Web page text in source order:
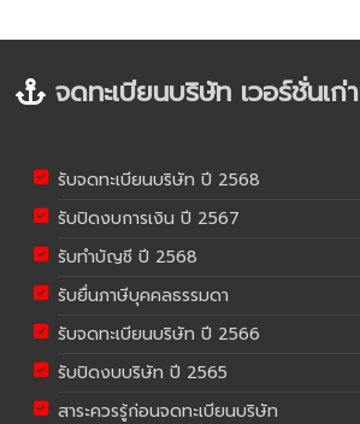
จดทะเบียนบริษัท เวอร์ชั่นเก่า
รับจดทะเบียนบริษัท ปี 2568
รับปิดงบการเงิน ปี 2567
รับทำบัญชี ปี 2568
รับยื่นภาษีบุคคลธรรมดา
รับจดทะเบียนบริษัท ปี 2566
รับปิดงบบริษัท ปี 2565
สาระควรรู้ก่อนจดทะเบียนบริษัท